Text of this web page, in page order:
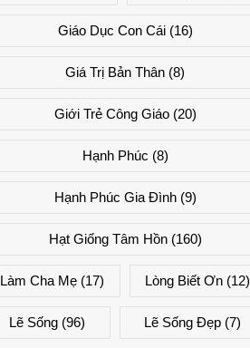
Giáo Dục Con Cái(16)
Giá Trị Bản Thân (8)
Giới Trẻ Công Giáo(20)
Hạnh Phúc (8)
Hạnh Phúc Gia Đình(9)
Hạt Giống Tâm Hồn(160)
Làm Cha Mẹ (17) Lòng Biết Ơn(12)
Lẽ Sống (96) Lẽ Sống Đẹp(7)